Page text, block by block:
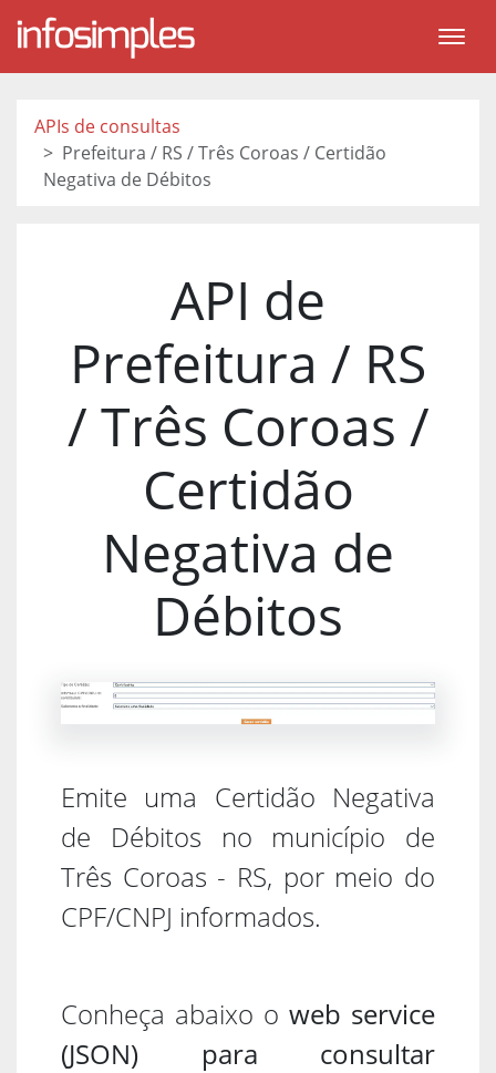
APIs de consultas
Prefeitura / RS / Três Coroas / Certidão
Negativa de Débitos
API de
Prefeitura / RS
/ Três Coroas /
Certidão
Negativa de
Débitos
Emite uma Certidão Negativa
de Débitos no município de
Três Coroas - RS, por meio do
CPF/CNPJ informados.
Conheça abaixo o web service
(JSON) para consultar